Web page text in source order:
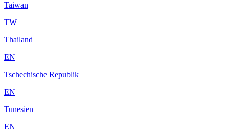
Taiwan
TW
Thailand
EN
Tschechische Republik
EN
Tunesien
EN